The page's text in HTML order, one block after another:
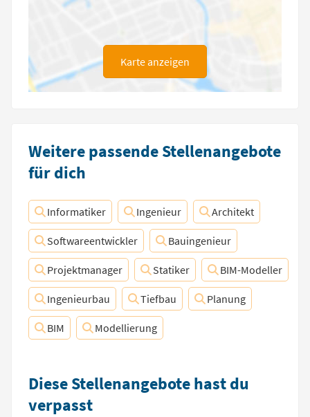
Karte anzeigen
Weitere passende Stellenangebote
für dich
Informatiker Ingenieur Architekt
Softwareentwickler Bauingenieur
Projektmanager Statiker BIM-Modeller
Ingenieurbau Tiefbau Planung
BIM Modellierung
Diese Stellenangebote hast du
verpasst